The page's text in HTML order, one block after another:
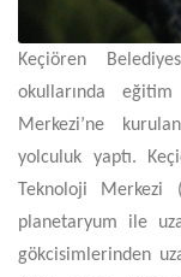
Keçiören
okullarında
Merkezi’ne
yolculuk yaptı.
Teknoloji Merkezi
planetaryum ile
gökcisimlerinden